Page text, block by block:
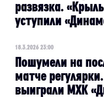
развязка.
уступили
18.3.2026 23:00
Пошумели на
матче
выиграли МХК